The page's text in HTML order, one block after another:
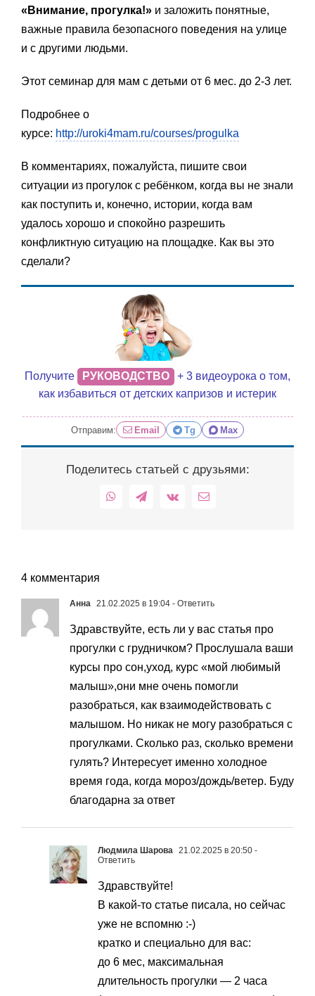
«Внимание, прогулка!» и заложить понятные,
важные правила безопасного поведения на улице
и с другими людьми.
Этот семинар для мам с детьми от 6 мес. до 2-3 лет.
Подробнее о
курсе: http://uroki4mam.ru/courses/progulka
В комментариях, пожалуйста, пишите свои
ситуации из прогулок с ребёнком, когда вы не знали
как поступить и, конечно, истории, когда вам
удалось хорошо и спокойно разрешить
конфликтную ситуацию на площадке. Как вы это
сделали?
Получите РУКОВОДСТВО
+ 3 видеоурока о том,
как избавиться от детских капризов и истерик
Отправим: Email Tg Max
Поделитесь статьей с друзьями:
WhatsAppTelegram
Vk Email
4 комментария
Анна 21.02.2025 в 19:04 - Ответить
Здравствуйте, есть ли у вас статья про
прогулки с грудничком? Прослушала ваши
курсы про сон,уход, курс «мой любимый
малыш»,они мне очень помогли
разобраться, как взаимодействовать с
малышом. Но никак не могу разобраться с
прогулками. Сколько раз, сколько времени
гулять? Интересует именно холодное
время года, когда мороз/дождь/ветер. Буду
благодарна за ответ
Людмила Шарова 21.02.2025 в 20:50 -
Ответить
Здравствуйте!
В какой-то статье писала, но сейчас
уже не вспомню :-)
кратко и специально для вас:
до 6 мес, максимальная
длительность прогулки — 2 часа